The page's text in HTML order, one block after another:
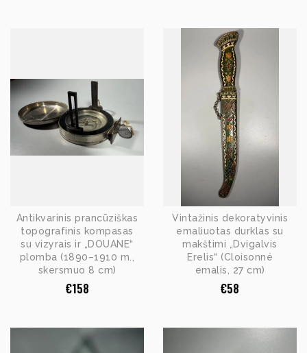
Antikvarinis prancūziškas
topografinis kompasas
su vizyrais ir „DOUANE“
plomba (1890–1910 m.,
skersmuo 8 cm)
€158
Vintažinis dekoratyvinis
emaliuotas durklas su
makštimi „Dvigalvis
Erelis“ (Cloisonné
emalis, 27 cm)
€58